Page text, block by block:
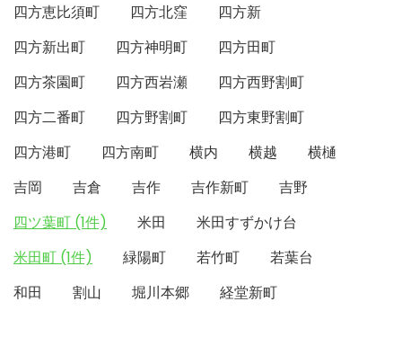
四方恵比須町
四方北窪
四方新
四方新出町
四方神明町
四方田町
四方茶園町
四方西岩瀬
四方西野割町
四方二番町
四方野割町
四方東野割町
四方港町
四方南町 横内 横越
横樋
吉岡
吉倉 吉作 吉作新町
吉野
四ツ葉町 (1件)
米田
米田すずかけ台
米田町 (1件)
緑陽町 若竹町
若葉台
和田
割山 堀川本郷 経堂新町